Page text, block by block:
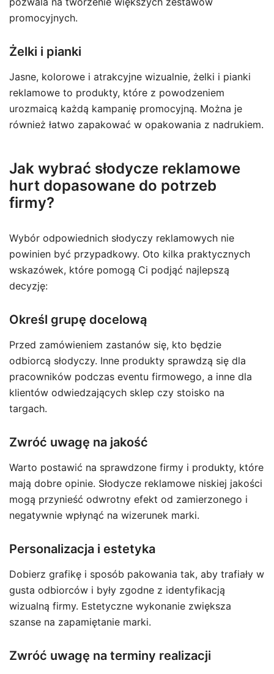
promocyjnych.
Żelki i pianki
Jasne, kolorowe i atrakcyjne wizualnie, żelki i pianki
reklamowe to produkty, które z powodzeniem
urozmaicą każdą kampanię promocyjną. Można je
również łatwo zapakować w opakowania z nadrukiem.
Jak wybrać słodycze reklamowe
hurt dopasowane do potrzeb
firmy?
Wybór odpowiednich słodyczy reklamowych nie
powinien być przypadkowy. Oto kilka praktycznych
wskazówek, które pomogą Ci podjąć najlepszą
decyzję:
Określ grupę docelową
Przed zamówieniem zastanów się, kto będzie
odbiorcą słodyczy. Inne produkty sprawdzą się dla
pracowników podczas eventu firmowego, a inne dla
klientów odwiedzających sklep czy stoisko na
targach.
Zwróć uwagę na jakość
Warto postawić na sprawdzone firmy i produkty, które
mają dobre opinie. Słodycze reklamowe niskiej jakości
mogą przynieść odwrotny efekt od zamierzonego i
negatywnie wpłynąć na wizerunek marki.
Personalizacja i estetyka
Dobierz grafikę i sposób pakowania tak, aby trafiały w
gusta odbiorców i były zgodne z identyfikacją
wizualną firmy. Estetyczne wykonanie zwiększa
szanse na zapamiętanie marki.
Zwróć uwagę na terminy realizacji